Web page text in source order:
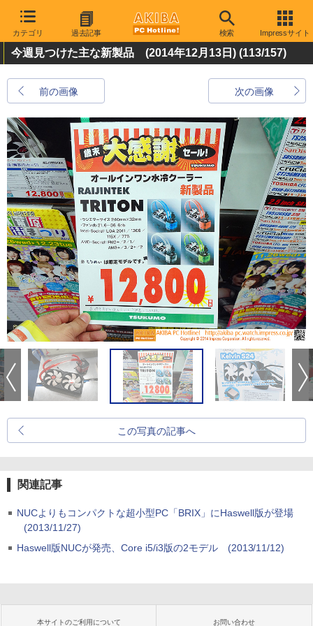
カテゴリ 過去記事 検索 Impressサイト
今週見つけた主な新製品 (2014年12月13日) (113/157)
前の画像 次の画像
この写真の記事へ
関連記事
NUCよりもコンパクトな超小型PC「BRIX」にHaswell版が登場
(2013/11/27)
Haswell版NUCが発売、Core i5/i3版の2モデル
(2013/11/12)
本サイトのご利用について お問い合わせ